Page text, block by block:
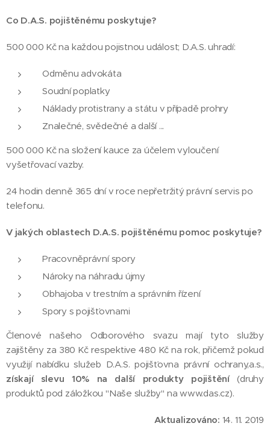
Co D.A.S. pojištěnému poskytuje?
500 000 Kč na každou pojistnou událost; D.A.S. uhradí:
Odměnu advokáta
Soudní poplatky
Náklady protistrany a státu v případě prohry
Znalečné, svědečné a další ...
500 000 Kč na složení kauce za účelem vyloučení
vyšetřovací vazby.
24 hodin denně 365 dní v roce nepřetržitý právní servis po
telefonu.
V jakých oblastech D.A.S. pojištěnému pomoc poskytuje?
Pracovněprávní spory
Nároky na náhradu újmy
Obhajoba v trestním a správním řízení
Spory s pojišťovnami
Členové našeho Odborového svazu mají tyto služby
zajištěny za 380 Kč respektive 480 Kč na rok, přičemž pokud
využijí nabídku služeb D.A.S. pojišťovna právní ochrany,a.s.,
získají slevu 10% na další produkty pojištění(druhy
produktů pod záložkou "Naše služby" na www.das.cz).
Aktualizováno: 14. 11. 2019